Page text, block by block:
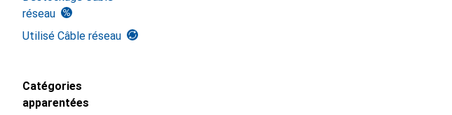
réseau
Utilisé Câble réseau
Catégories
apparentées